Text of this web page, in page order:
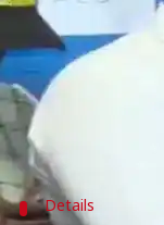
సంధ్య
నిర్మాతలు
అనంతరం
త్వరలోనే
Details